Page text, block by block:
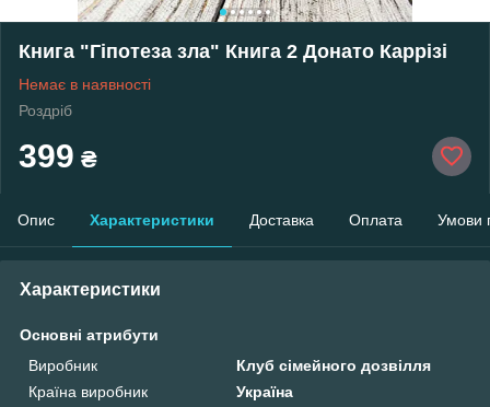
Книга "Гіпотеза зла" Книга 2 Донато Каррізі
Немає в наявності
Роздріб
399 ₴
Опис Характеристики Доставка Оплата Умови
Характеристики
Основні атрибути
Виробник
Клуб сімейного дозвілля
Країна виробник
Україна